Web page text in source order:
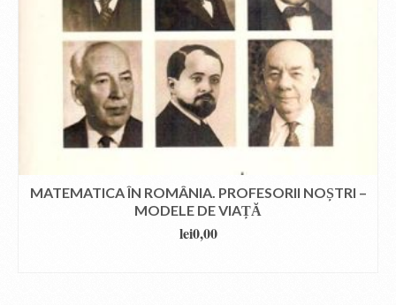
MATEMATICA ÎN ROMÂNIA. PROFESORII NOȘTRI –
MODELE DE VIAȚĂ
lei0,00